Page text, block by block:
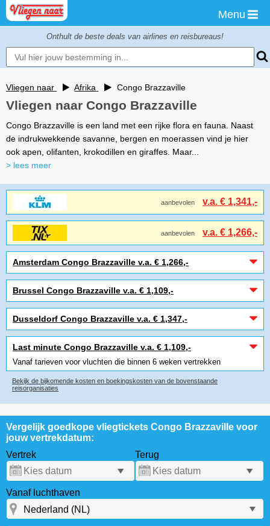
Menu
Onthult de beste deals van airlines en reisbureaus!
Vliegen naar Afrika Congo Brazzaville
Vliegen naar Congo Brazzaville
Congo Brazzaville is een land met een rijke flora en fauna. Naast
de indrukwekkende savanne, bergen en moerassen vind je hier
ook apen, olifanten, krokodillen en giraffes. Maar...
> lees meer
aanbevolen v.a. € 1,341,-
aanbevolen v.a. € 1,266,-
Amsterdam Congo Brazzaville v.a. € 1,266,-
Brussel Congo Brazzaville v.a. € 1,109,-
Dusseldorf Congo Brazzaville v.a. € 1,347,-
Last minute Congo Brazzaville v.a. € 1,109,-
Vanaf tarieven voor vluchten die binnen 6 weken vertrekken
Bekijk de bijkomende kosten en boekingskosten van de bovenstaande
reisorganisaties
Vergelijk goedkope vliegtickets Congo Brazzaville voor
jouw vertrekdatum:
Vertrek
Terug
Vanaf luchthaven